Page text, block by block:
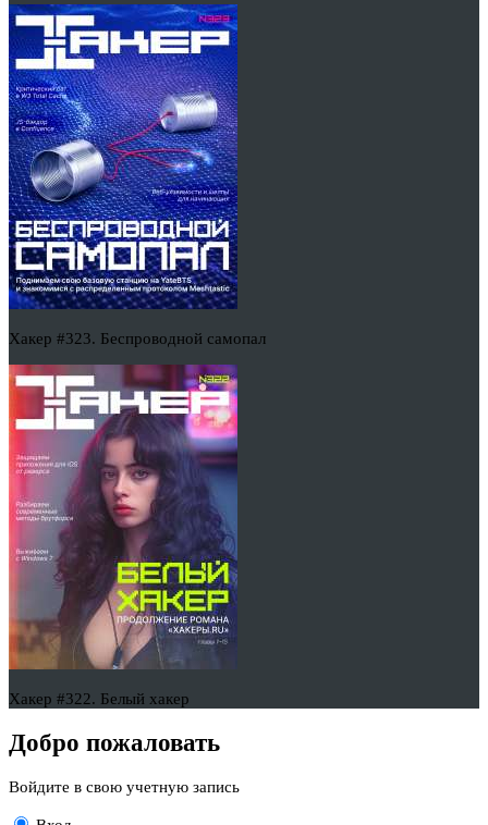
Хакер #323. Беспроводной самопал
Хакер #322. Белый хакер
Добро пожаловать
Войдите в свою учетную запись